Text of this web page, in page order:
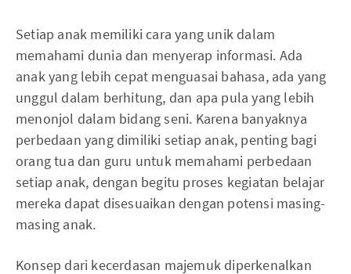
Setiap anak memiliki cara yang unik dalam
memahami dunia dan menyerap informasi. Ada
anak yang lebih cepat menguasai bahasa, ada yang
unggul dalam berhitung, dan apa pula yang lebih
menonjol dalam bidang seni. Karena banyaknya
perbedaan yang dimiliki setiap anak, penting bagi
orang tua dan guru untuk memahami perbedaan
setiap anak, dengan begitu proses kegiatan belajar
mereka dapat disesuaikan dengan potensi masing-
masing anak.
Konsep dari kecerdasan majemuk diperkenalkan